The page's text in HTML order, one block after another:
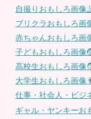
自撮りおもしろ画像
プリクラおもしろ画
赤ちゃんおもしろ画
子どもおもしろ画像
高校生おもしろ画像
大学生おもしろ画像
仕事・社会人・ビジ
ギャル・ヤンキーお